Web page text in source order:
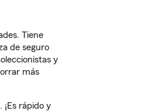
Tiene
de seguro
y
más
rápido y